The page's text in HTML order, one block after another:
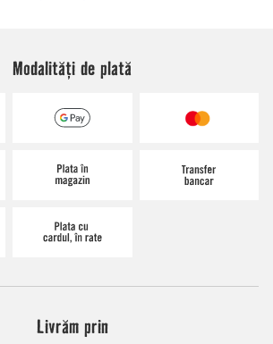
Modalități de plată
Livrăm prin